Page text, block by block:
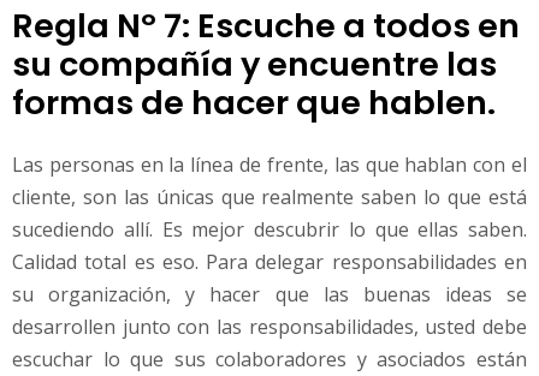
Regla Nº 7: Escuche a todos en
su compañía y encuentre las
formas de hacer que hablen.
Las personas en la línea de frente, las que hablan con el
cliente, son las únicas que realmente saben lo que está
sucediendo allí. Es mejor descubrir lo que ellas saben.
Calidad total es eso. Para delegar responsabilidades en
su organización, y hacer que las buenas ideas se
desarrollen junto con las responsabilidades, usted debe
escuchar lo que sus colaboradores y asociados están